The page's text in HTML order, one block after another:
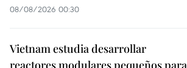
08/08/2026 00:30
Vietnam estudia desarrollar
reactores modulares pequeños para